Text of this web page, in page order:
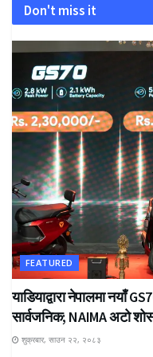
Don't miss it
FEATURED
याडियाद्वारा नेपालमा नयाँ
सार्वजनिक; NAIMA अटो
शुक्रबार, साउन २२, २०८३